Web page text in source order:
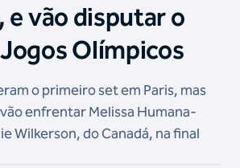
e vão disputar o
Olímpicos
o primeiro set em Paris, mas
enfrentar Melissa Humana-
Wilkerson, do Canadá, na final